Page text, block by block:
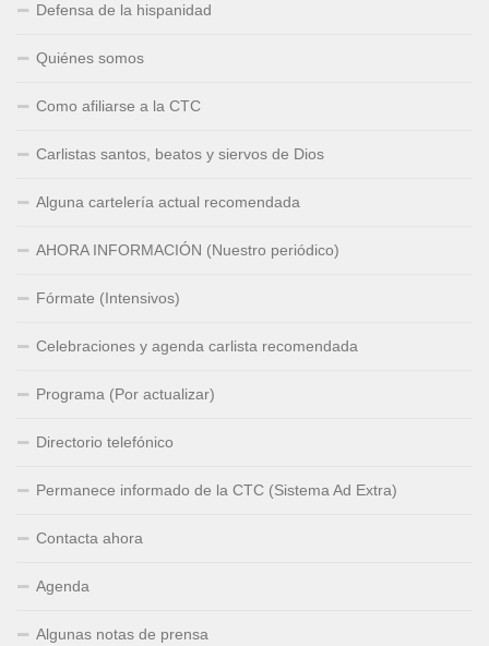
Defensa de la hispanidad
Quiénes somos
Como afiliarse a la CTC
Carlistas santos, beatos y siervos de Dios
Alguna cartelería actual recomendada
AHORA INFORMACIÓN (Nuestro periódico)
Fórmate (Intensivos)
Celebraciones y agenda carlista recomendada
Programa (Por actualizar)
Directorio telefónico
Permanece informado de la CTC (Sistema Ad Extra)
Contacta ahora
Agenda
Algunas notas de prensa